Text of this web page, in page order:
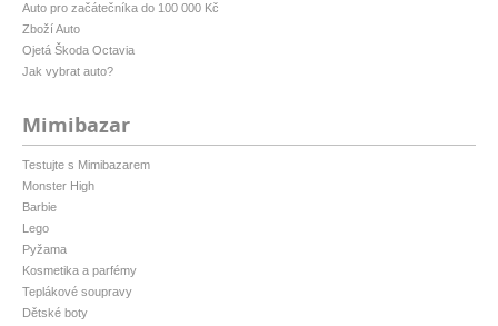
Auto pro začátečníka do 100 000 Kč
Zboží Auto
Ojetá Škoda Octavia
Jak vybrat auto?
Mimibazar
Testujte s Mimibazarem
Monster High
Barbie
Lego
Pyžama
Kosmetika a parfémy
Teplákové soupravy
Dětské boty